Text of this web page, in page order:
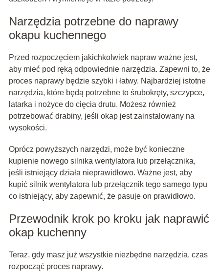
Narzędzia potrzebne do naprawy
okapu kuchennego
Przed rozpoczęciem jakichkolwiek napraw ważne jest,
aby mieć pod ręką odpowiednie narzędzia. Zapewni to, że
proces naprawy będzie szybki i łatwy. Najbardziej istotne
narzędzia, które będą potrzebne to śrubokręty, szczypce,
latarka i nożyce do cięcia drutu. Możesz również
potrzebować drabiny, jeśli okap jest zainstalowany na
wysokości.
Oprócz powyższych narzędzi, może być konieczne
kupienie nowego silnika wentylatora lub przełącznika,
jeśli istniejący działa nieprawidłowo. Ważne jest, aby
kupić silnik wentylatora lub przełącznik tego samego typu
co istniejący, aby zapewnić, że pasuje on prawidłowo.
Przewodnik krok po kroku jak naprawić
okap kuchenny
Teraz, gdy masz już wszystkie niezbędne narzędzia, czas
rozpocząć proces naprawy.